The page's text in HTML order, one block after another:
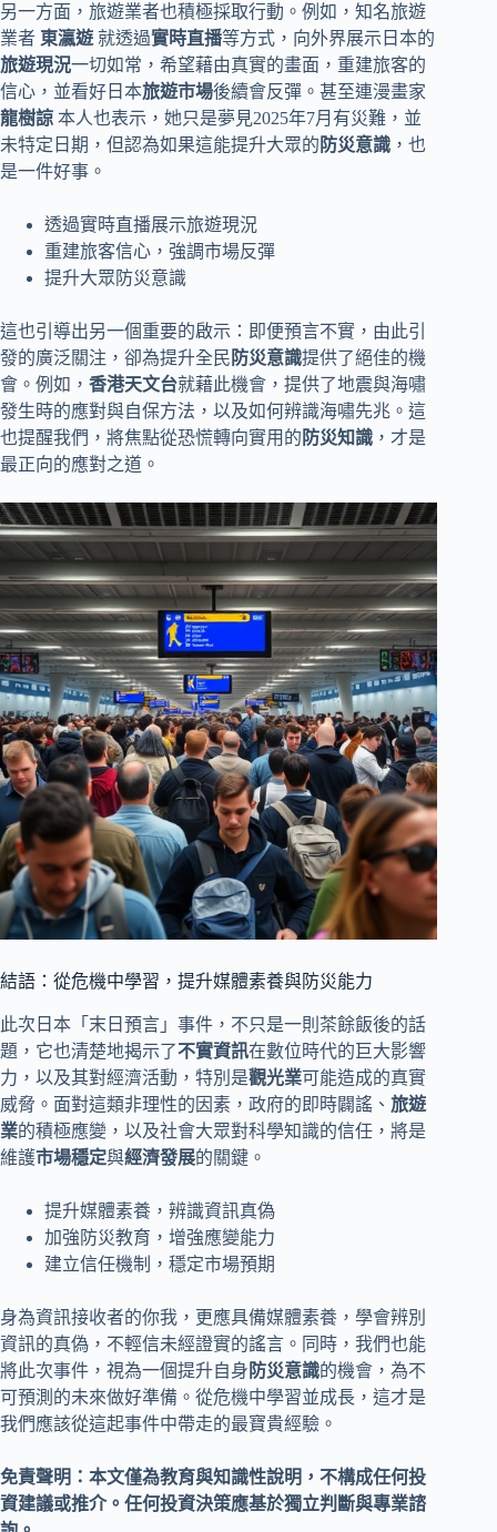
另一方面，旅遊業者也積極採取行動。例如，知名旅遊
業者 東瀛遊 就透過實時直播等方式，向外界展示日本的
旅遊現況一切如常，希望藉由真實的畫面，重建旅客的
信心，並看好日本旅遊市場後續會反彈。甚至連漫畫家
龍樹諒 本人也表示，她只是夢見2025年7月有災難，並
未特定日期，但認為如果這能提升大眾的 防災意識 ，也
是一件好事。
透過實時直播展示旅遊現況
重建旅客信心，強調市場反彈
提升大眾防災意識
這也引導出另一個重要的啟示：即便預言不實，由此引
發的廣泛關注，卻為提升全民 防災意識提供了絕佳的機
會。例如， 香港天文台就藉此機會，提供了地震與海嘯
發生時的應對與自保方法，以及如何辨識海嘯先兆。這
也提醒我們，將焦點從恐慌轉向實用的 防災知識 ，才是
最正向的應對之道。
結語：從危機中學習，提升媒體素養與防災能力
此次日本「末日預言」事件，不只是一則茶餘飯後的話
題，它也清楚地揭示了不實資訊在數位時代的巨大影響
力，以及其對經濟活動，特別是觀光業可能造成的真實
威脅。面對這類非理性的因素，政府的即時闢謠、 旅遊
業的積極應變，以及社會大眾對科學知識的信任，將是
維護市場穩定與經濟發展的關鍵。
提升媒體素養，辨識資訊真偽
加強防災教育，增強應變能力
建立信任機制，穩定市場預期
身為資訊接收者的你我，更應具備媒體素養，學會辨別
資訊的真偽，不輕信未經證實的謠言。同時，我們也能
將此次事件，視為一個提升自身 防災意識的機會，為不
可預測的未來做好準備。從危機中學習並成長，這才是
我們應該從這起事件中帶走的最寶貴經驗。
免責聲明：本文僅為教育與知識性說明，不構成任何投
資建議或推介。任何投資決策應基於獨立判斷與專業諮